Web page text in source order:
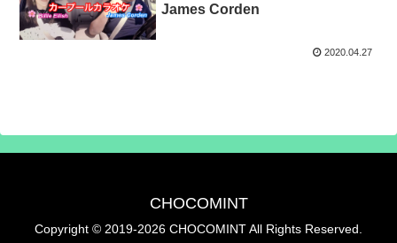
James Corden
2020.04.27
CHOCOMINT
Copyright © 2019-2026 CHOCOMINT All Rights Reserved.